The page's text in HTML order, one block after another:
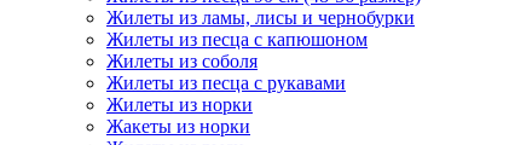
Жилеты из ламы, лисы и чернобурки
Жилеты из песца с капюшоном
Жилеты из соболя
Жилеты из песца с рукавами
Жилеты из норки
Жакеты из норки